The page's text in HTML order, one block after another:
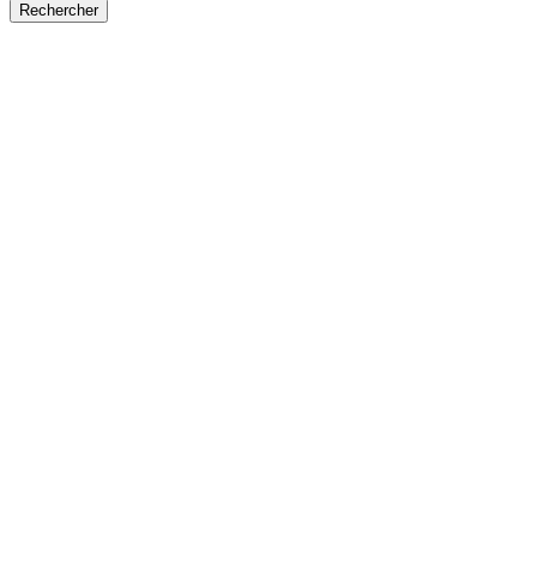
Rechercher